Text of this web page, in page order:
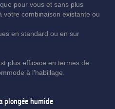
pour vous et sans plus
votre combinaison existante ou
en standard ou en sur
plus efficace en termes de
à l’habillage.
plongée humide